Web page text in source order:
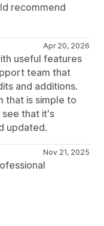
recommend
Apr 20, 2026
useful features
team that
and additions.
that is simple to
see that it's
updated.
Nov 21, 2025